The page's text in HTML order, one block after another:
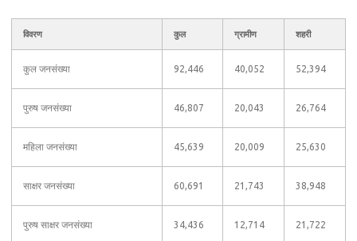
विवरण कुल ग्रामीण शहरी
कुल जनसंख्या 92,446 40,052 52,394
पुरुष जनसंख्या 46,807 20,043 26,764
महिला जनसंख्या 45,639 20,009 25,630
साक्षर जनसंख्या 60,691 21,743 38,948
पुरुष साक्षर जनसंख्या 34,436 12,714 21,722